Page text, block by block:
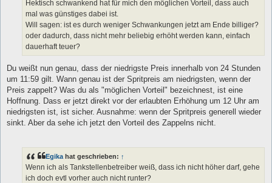
Hektisch schwankend hat für mich den möglichen Vorteil, dass auch
mal was günstiges dabei ist.
Will sagen: ist es durch weniger Schwankungen jetzt am Ende billiger?
oder dadurch, dass nicht mehr beliebig erhöht werden kann, einfach
dauerhaft teuer?
Du weißt nun genau, dass der niedrigste Preis innerhalb von 24 Stunden
um 11:59 gilt. Wann genau ist der Spritpreis am niedrigsten, wenn der
Preis zappelt? Was du als "möglichen Vorteil" bezeichnest, ist eine
Hoffnung. Dass er jetzt direkt vor der erlaubten Erhöhung um 12 Uhr am
niedrigsten ist, ist sicher. Ausnahme: wenn der Spritpreis generell wieder
sinkt. Aber da sehe ich jetzt den Vorteil des Zappelns nicht.
Egika hat geschrieben: ↑
Wenn ich als Tankstellenbetreiber weiß, dass ich nicht höher darf, gehe
ich doch evtl vorher auch nicht runter?